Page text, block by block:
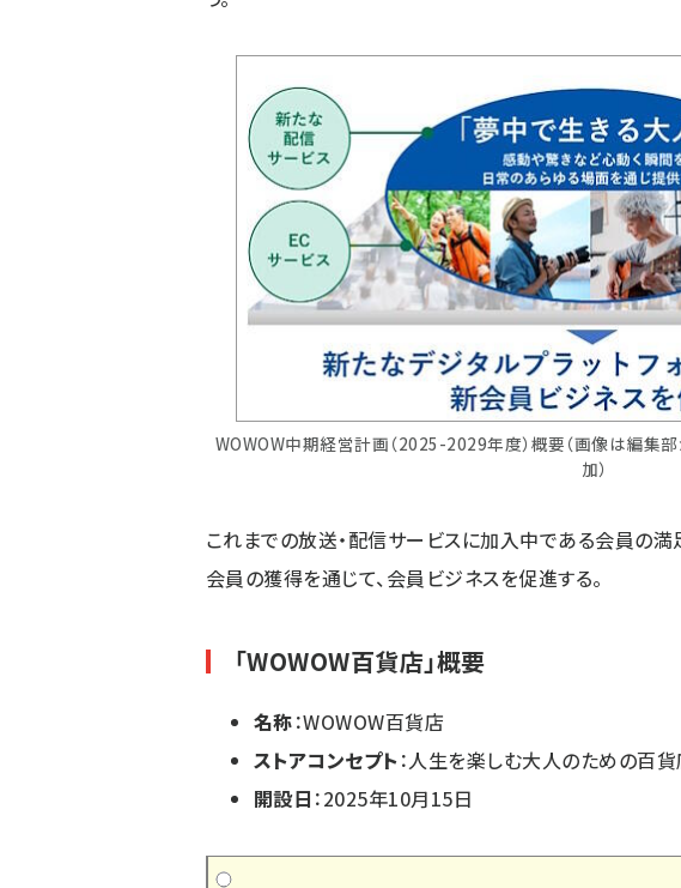
WOWOW中期経営計画（2025-2029年度）概要（画像は編集
加）
これまでの放送・配信サービスに加入中である会員の満
会員の獲得を通じて、会員ビジネスを促進する。
「WOWOW百貨店」概要
名称：WOWOW百貨店
ストアコンセプト：人生を楽しむ大人のための百貨
開設日 ：2025年10月15日